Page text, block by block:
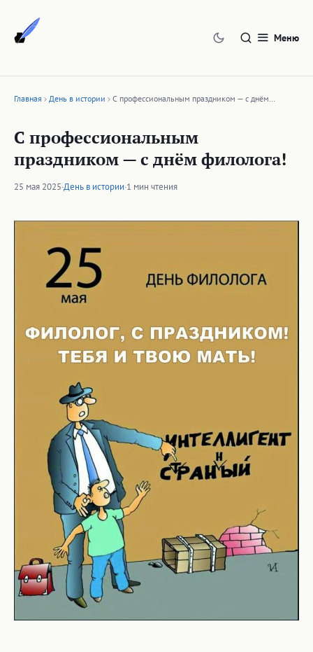
содержимому
Меню
Главная День в истории С профессиональным праздником — с днём…
С профессиональным
праздником — с днём филолога!
25 мая 2025·День в истории·1 мин чтения